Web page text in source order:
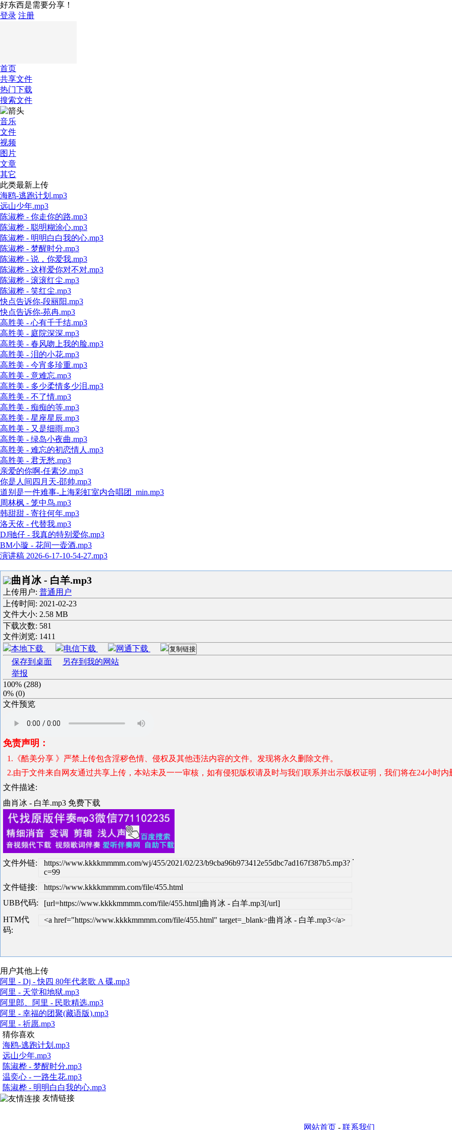
好东西是需要分享！
登录 注册
首页
共享文件
热门下载
搜索文件
音乐
文件
视频
图片
文章
其它
此类最新上传
海鸥-逃跑计划.mp3
远山少年.mp3
陈淑桦 - 你走你的路.mp3
陈淑桦 - 聪明糊涂心.mp3
陈淑桦 - 明明白白我的心.mp3
陈淑桦 - 梦醒时分.mp3
陈淑桦 - 说，你爱我.mp3
陈淑桦 - 这样爱你对不对.mp3
陈淑桦 - 滚滚红尘.mp3
陈淑桦 - 笑红尘.mp3
快点告诉你-段丽阳.mp3
快点告诉你-苑冉.mp3
高胜美 - 心有千千结.mp3
高胜美 - 庭院深深.mp3
高胜美 - 春风吻上我的脸.mp3
高胜美 - 泪的小花.mp3
高胜美 - 今宵多珍重.mp3
高胜美 - 意难忘.mp3
高胜美 - 多少柔情多少泪.mp3
高胜美 - 不了情.mp3
高胜美 - 痴痴的等.mp3
高胜美 - 星座星辰.mp3
高胜美 - 又是细雨.mp3
高胜美 - 绿岛小夜曲.mp3
高胜美 - 难忘的初恋情人.mp3
高胜美 - 君无愁.mp3
亲爱的你啊-任素汐.mp3
你是人间四月天-邵帅.mp3
道别是一件难事-上海彩虹室内合唱团_min.mp3
周林枫 - 笼中鸟.mp3
韩甜甜 - 寄往何年.mp3
洛天依 - 代替我.mp3
DJ驰仔 - 我真的特别爱你.mp3
BM小璇 - 花间一壶酒.mp3
演讲稿 2026-6-17-10-54-27.mp3
曲肖冰 - 白羊.mp3
上传用户: 普通用户
上传时间: 2021-02-23
文件大小: 2.58 MB
下载次数: 581
文件浏览: 1411
本地下载
电信下载 网通下载 复制链接
保存到桌面
另存到我的网站
举报
100% (288)
0% (0)
文件预览
免责声明：
1.《酷美分享 》严禁上传包含淫秽色情、侵权及其他违法内容的文件。发现将永久删除文件。
2.由于文件来自网友通过共享上传，本站未及一一审核，如有侵犯版权请及时与我们联系并出示版权证明，我们将在24小时内
文件描述:
曲肖冰 - 白羊.mp3 免费下载
文件外链:
https://www.kkkkmmmm.com/wj/455/2021/02/23/b9cba96b973412e55dbc7ad167f387b5.mp3?
c=99
文件链接:
https://www.kkkkmmmm.com/file/455.html
UBB代码:
[url=https://www.kkkkmmmm.com/file/455.html]曲肖冰 - 白羊.mp3[/url]
HTM代
码:
<a href="https://www.kkkkmmmm.com/file/455.html" target=_blank>曲肖冰 - 白羊.mp3</a>
.
用户其他上传
阿里 - Dj - 快四 80年代老歌 A 碟.mp3
阿里 - 天堂和地狱.mp3
阿里郎、阿里 - 民歌精选.mp3
阿里 - 幸福的团聚(藏语版).mp3
阿里 - 祈愿.mp3
猜你喜欢
海鸥-逃跑计划.mp3
远山少年.mp3
陈淑桦 - 梦醒时分.mp3
温奕心 - 一路生花.mp3
陈淑桦 - 明明白白我的心.mp3
友情链接
网站首页- 联系我们